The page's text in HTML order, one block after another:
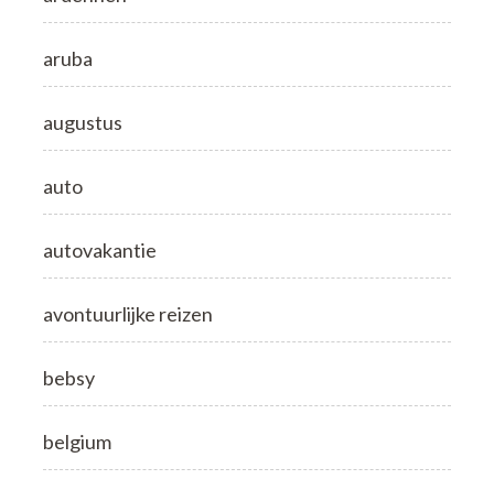
aruba
augustus
auto
autovakantie
avontuurlijke reizen
bebsy
belgium